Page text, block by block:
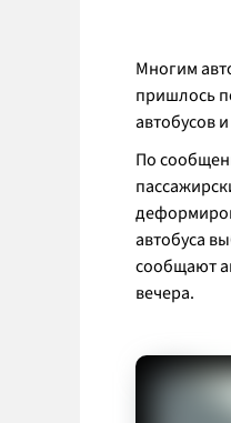
Многим
пришлось
автобусов
По
автобуса
сообщают
вечера.